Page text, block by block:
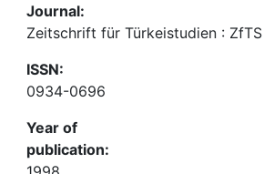
Journal:
Zeitschrift für Türkeistudien : ZfTS
ISSN:
0934-0696
Year of
publication: